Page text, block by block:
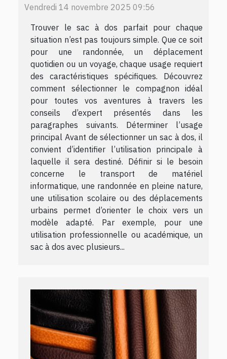
Vendredi 14 novembre 2025 09:56
Trouver le sac à dos parfait pour chaque
situation n’est pas toujours simple. Que ce soit
pour une randonnée, un déplacement
quotidien ou un voyage, chaque usage requiert
des caractéristiques spécifiques. Découvrez
comment sélectionner le compagnon idéal
pour toutes vos aventures à travers les
conseils d’expert présentés dans les
paragraphes suivants. Déterminer l’usage
principal Avant de sélectionner un sac à dos, il
convient d’identifier l’utilisation principale à
laquelle il sera destiné. Définir si le besoin
concerne le transport de matériel
informatique, une randonnée en pleine nature,
une utilisation scolaire ou des déplacements
urbains permet d’orienter le choix vers un
modèle adapté. Par exemple, pour une
utilisation professionnelle ou académique, un
sac à dos avec plusieurs...